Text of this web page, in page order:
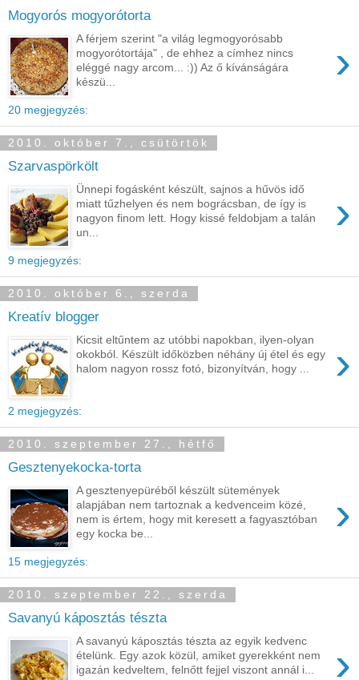
Mogyorós mogyorótorta
›
A férjem szerint "a világ legmogyorósabb
mogyorótortája" , de ehhez a címhez nincs
eléggé nagy arcom... :)) Az ő kívánságára
készü...
20 megjegyzés:
2010. október 7., csütörtök
Szarvaspörkölt
›
Ünnepi fogásként készült, sajnos a hűvös idő
miatt tűzhelyen és nem bográcsban, de így is
nagyon finom lett. Hogy kissé feldobjam a talán
un...
9 megjegyzés:
2010. október 6., szerda
Kreatív blogger
›
Kicsit eltűntem az utóbbi napokban, ilyen-olyan
okokból. Készült időközben néhány új étel és egy
halom nagyon rossz fotó, bizonyítván, hogy ...
2 megjegyzés:
2010. szeptember 27., hétfő
Gesztenyekocka-torta
›
A gesztenyepüréből készült sütemények
alapjában nem tartoznak a kedvenceim közé,
nem is értem, hogy mit keresett a fagyasztóban
egy kocka be...
15 megjegyzés:
2010. szeptember 22., szerda
Savanyú káposztás tészta
›
A savanyú káposztás tészta az egyik kedvenc
ételünk. Egy azok közül, amiket gyerekként nem
igazán kedveltem, felnőtt fejjel viszont annál i...